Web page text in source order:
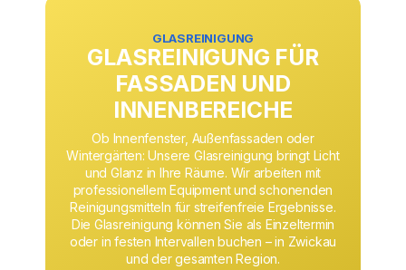
GLASREINIGUNG
GLASREINIGUNG FÜR
FASSADEN UND
INNENBEREICHE
Ob Innenfenster, Außenfassaden oder
Wintergärten: Unsere Glasreinigung bringt Licht
und Glanz in Ihre Räume. Wir arbeiten mit
professionellem Equipment und schonenden
Reinigungsmitteln für streifenfreie Ergebnisse.
Die Glasreinigung können Sie als Einzeltermin
oder in festen Intervallen buchen – in Zwickau
und der gesamten Region.